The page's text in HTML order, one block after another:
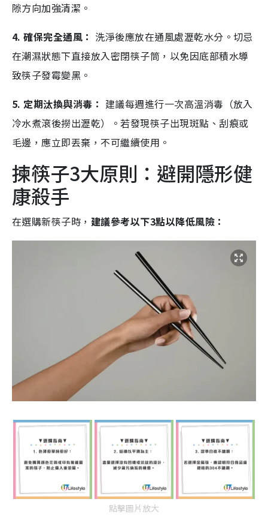
隙方向加強清潔。
4. 確保完全通風： 洗淨後應放在通風處瀝乾水分。切忌
在潮濕狀態下直接放入密閉筷子筒，以免因底部積水導
致筷子發霉變黑。
5. 定期汰換與消毒： 建議每週進行一次高溫消毒（放入
冷水煮滾後撈出瀝乾）。若發現筷子出現斑點、刮痕或
毛邊，應立即丟棄，不可繼續使用。
揀筷子3大原則：避開隱形健
康殺手
在選購新筷子時， 建議參考以下3點以降低風險：
點擊圖片放大